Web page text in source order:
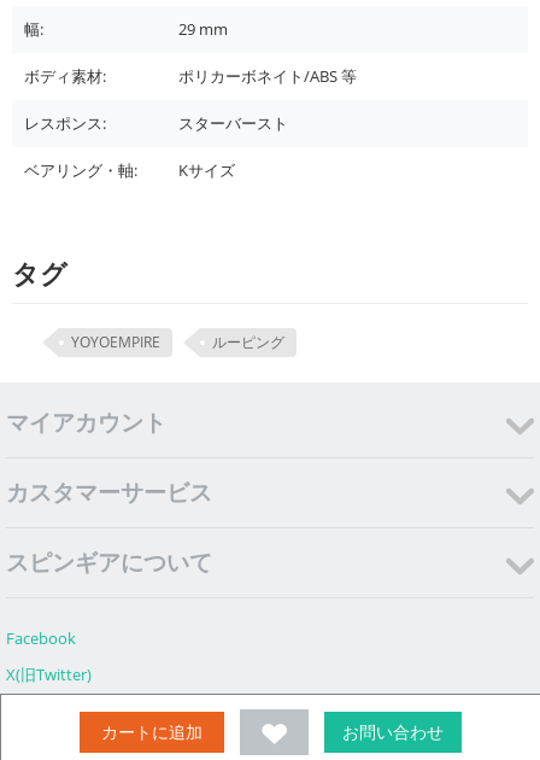
カートに追加 お問い合わせ
幅: 29 mm
ボディ素材: ポリカーボネイト/ABS 等
レスポンス: スターバースト
ベアリング・軸: Kサイズ
タグ
YOYOEMPIRE ルーピング
マイアカウント
カスタマーサービス
スピンギアについて
Facebook
X(旧Twitter)